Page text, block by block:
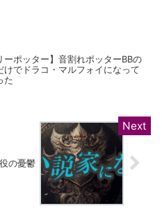
ーポッター】音割れポッターBBの
けでドラコ・マルフォイになって
た
の憂鬱